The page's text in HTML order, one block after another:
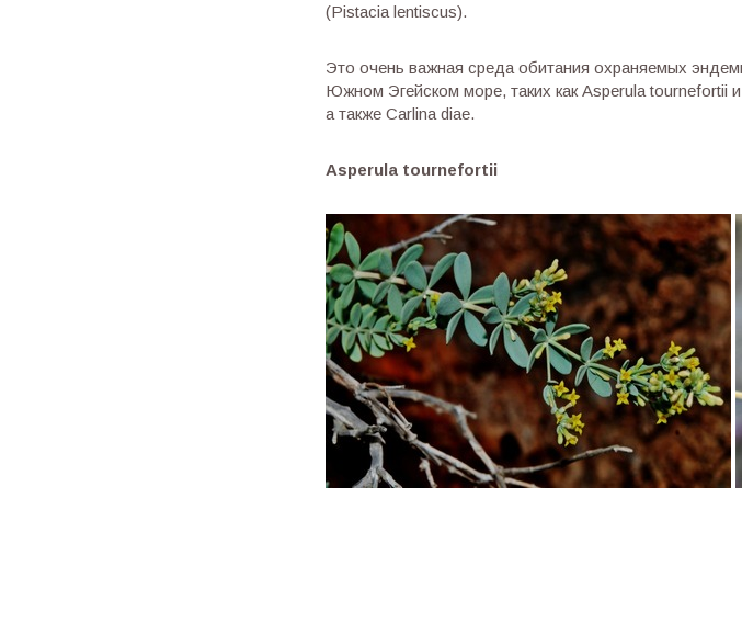
(Pistacia lentiscus).
Это очень важная среда обитания охраняемых
Южном Эгейском море, таких как Asperula tournefortii
а также Carlina diae.
Asperula tournefortii